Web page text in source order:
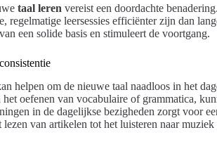
taal leren vereist een doordachte benadering.
regelmatige leersessies efficiënter zijn dan
een solide basis en stimuleert de voortgang.
helpen om de nieuwe taal naadloos in het
het oefenen van vocabulaire of grammatica,
in de dagelijkse bezigheden zorgt voor
van artikelen tot het luisteren naar